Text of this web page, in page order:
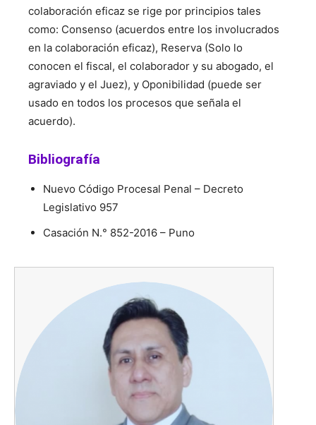
colaboración eficaz se rige por principios tales
como: Consenso (acuerdos entre los involucrados
en la colaboración eficaz), Reserva (Solo lo
conocen el fiscal, el colaborador y su abogado, el
agraviado y el Juez), y Oponibilidad (puede ser
usado en todos los procesos que señala el
acuerdo).
Bibliografía
Nuevo Código Procesal Penal – Decreto
Legislativo 957
Casación N.° 852-2016 – Puno